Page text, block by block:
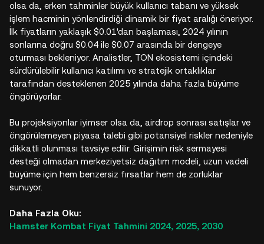
olsa da, erken tahminler büyük kullanıcı tabanı ve yüksek
işlem hacminin yönlendirdiği dinamik bir fiyat aralığı öneriyor.
İlk fiyatların yaklaşık $0.01'dan başlaması, 2024 yılının
sonlarına doğru $0.04 ile $0.07 arasında bir dengeye
oturması bekleniyor. Analistler, TON ekosistemi içindeki
sürdürülebilir kullanıcı katılımı ve stratejik ortaklıklar
tarafından desteklenen 2025 yılında daha fazla büyüme
öngörüyorlar.
Bu projeksiyonlar iyimser olsa da, airdrop sonrası satışlar ve
öngörülemeyen piyasa talebi gibi potansiyel riskler nedeniyle
dikkatli olunması tavsiye edilir. Girişimin risk sermayesi
desteği olmadan merkeziyetsiz dağıtım modeli, uzun vadeli
büyüme için hem benzersiz fırsatlar hem de zorluklar
sunuyor.
Daha Fazla Oku:
Hamster Kombat Fiyat Tahmini 2024, 2025, 2030